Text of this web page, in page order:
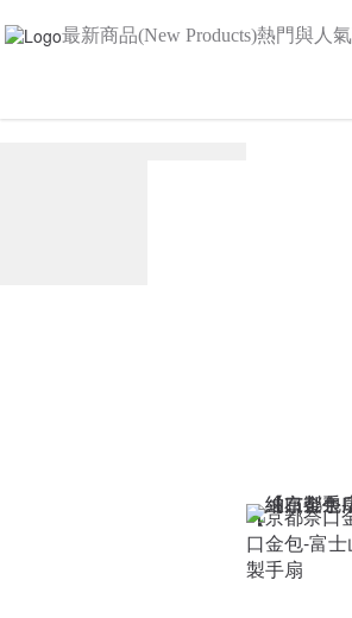
最新商品(New Products)熱門與人氣
【京都奈口
口金包-富
製手扇